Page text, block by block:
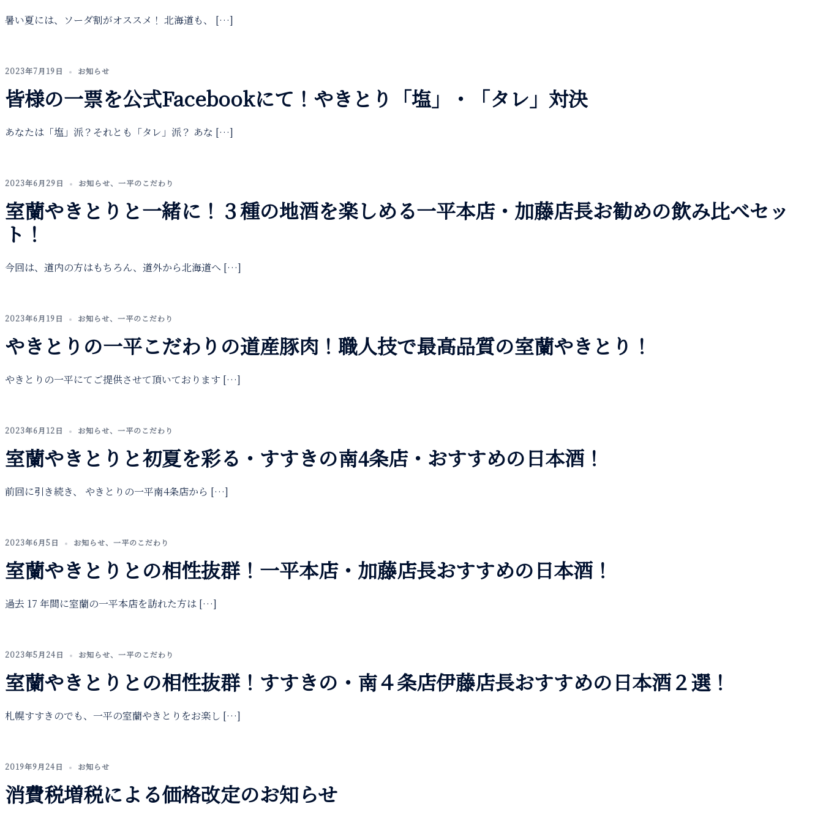
暑い夏には、ソーダ割がオススメ！ 北海道も、 […]
2023年7月19日 お知らせ
皆様の一票を公式Facebookにて！やきとり「塩」・「タレ」対決
あなたは「塩」派？それとも「タレ」派？ あな […]
2023年6月29日 お知らせ、 一平のこだわり
室蘭やきとりと一緒に！３種の地酒を楽しめる一平本店・加藤店長お勧めの飲み比べセッ
ト！
今回は、道内の方はもちろん、道外から北海道へ […]
2023年6月19日 お知らせ、 一平のこだわり
やきとりの一平こだわりの道産豚肉！職人技で最高品質の室蘭やきとり！
やきとりの一平にてご提供させて頂いております […]
2023年6月12日 お知らせ、 一平のこだわり
室蘭やきとりと初夏を彩る・すすきの南4条店・おすすめの日本酒！
前回に引き続き、 やきとりの一平南4条店から […]
2023年6月5日 お知らせ、 一平のこだわり
室蘭やきとりとの相性抜群！一平本店・加藤店長おすすめの日本酒！
過去 17 年間に室蘭の一平本店を訪れた方は […]
2023年5月24日 お知らせ、 一平のこだわり
室蘭やきとりとの相性抜群！すすきの・南４条店伊藤店長おすすめの日本酒２選！
札幌すすきのでも、一平の室蘭やきとりをお楽し […]
2019年9月24日 お知らせ
消費税増税による価格改定のお知らせ